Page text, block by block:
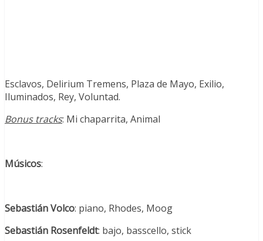
Esclavos, Delirium Tremens, Plaza de Mayo, Exilio,
Iluminados, Rey, Voluntad.
Bonus tracks: Mi chaparrita, Animal
Músicos:
Sebastián Volco: piano, Rhodes, Moog
Sebastián Rosenfeldt: bajo, basscello, stick